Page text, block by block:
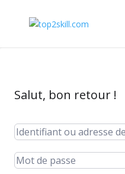
Salut, bon retour !